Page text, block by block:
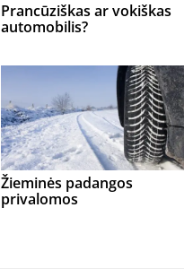
Prancūziškas ar vokiškas
automobilis?
Žieminės padangos
privalomos